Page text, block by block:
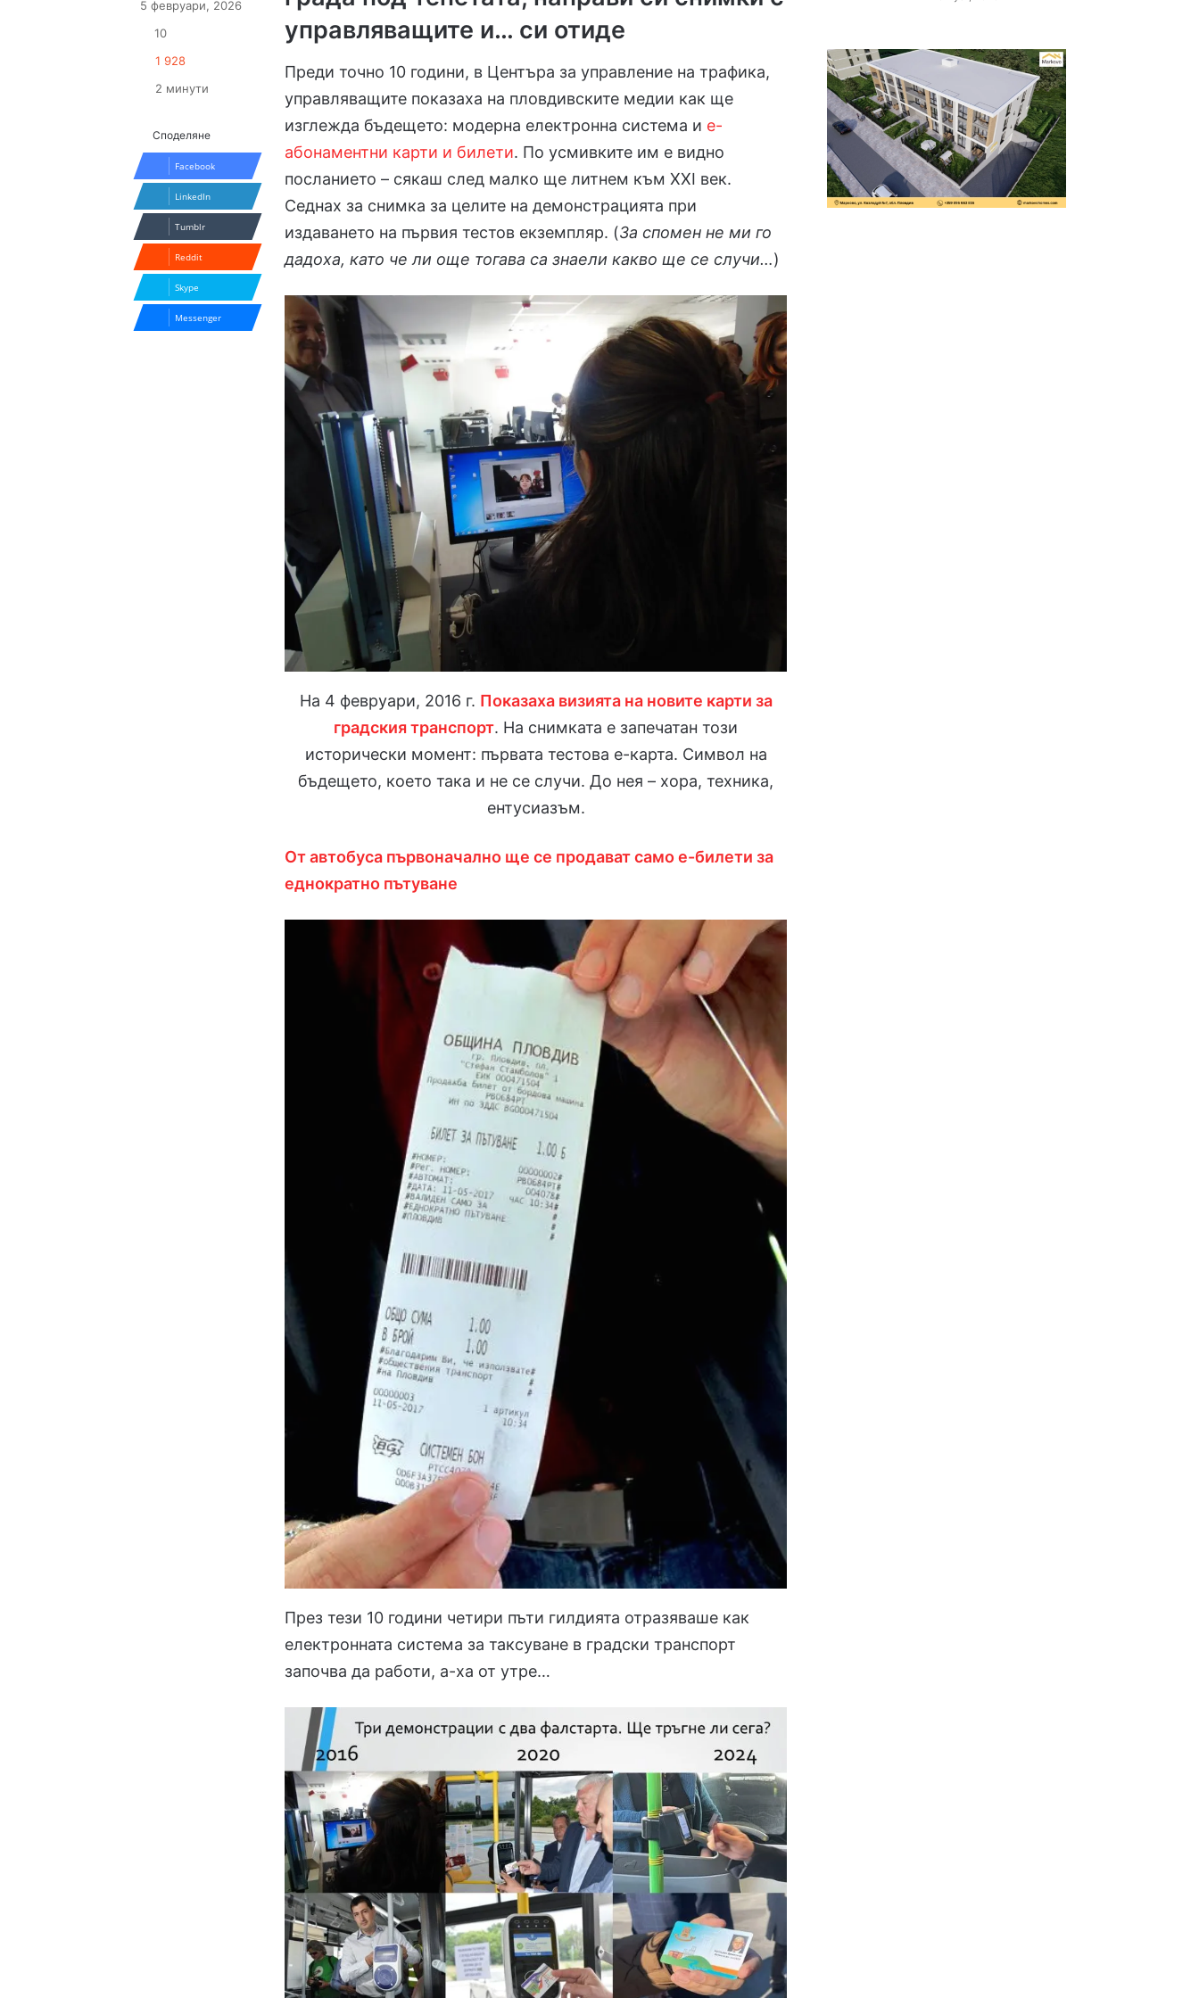
управляващите и… си отиде
Преди точно 10 години, в Центъра за управление на трафика,
управляващите показаха на пловдивските медии как ще
изглежда бъдещето: модерна електронна система и е-
абонаментни карти и билети. По усмивките им е видно
посланието – сякаш след малко ще литнем към XXI век.
Седнах за снимка за целите на демонстрацията при
издаването на първия тестов екземпляр. (За спомен не ми го
дадоха, като че ли още тогава са знаели какво ще се случи…)
На 4 февруари, 2016 г. Показаха визията на новите карти за
градския транспорт. На снимката е запечатан този
исторически момент: първата тестова е-карта. Символ на
бъдещето, което така и не се случи. До нея – хора, техника,
ентусиазъм.
От автобуса първоначално ще се продават само е-билети за
еднократно пътуване
През тези 10 години четири пъти гилдията отразяваше как
електронната система за таксуване в градски транспорт
започва да работи, а-ха от утре…
5 февруари, 2026
10
1 928
2 минути
Споделяне
Facebook
LinkedIn
Tumblr
Reddit
Skype
Messenger